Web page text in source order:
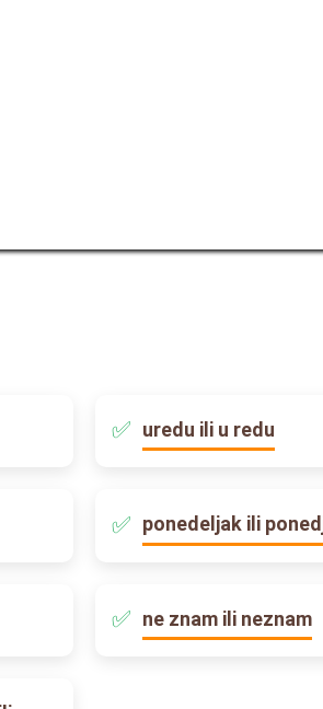
uredu ili u redu
ponedeljak ili
ne znam ili neznam